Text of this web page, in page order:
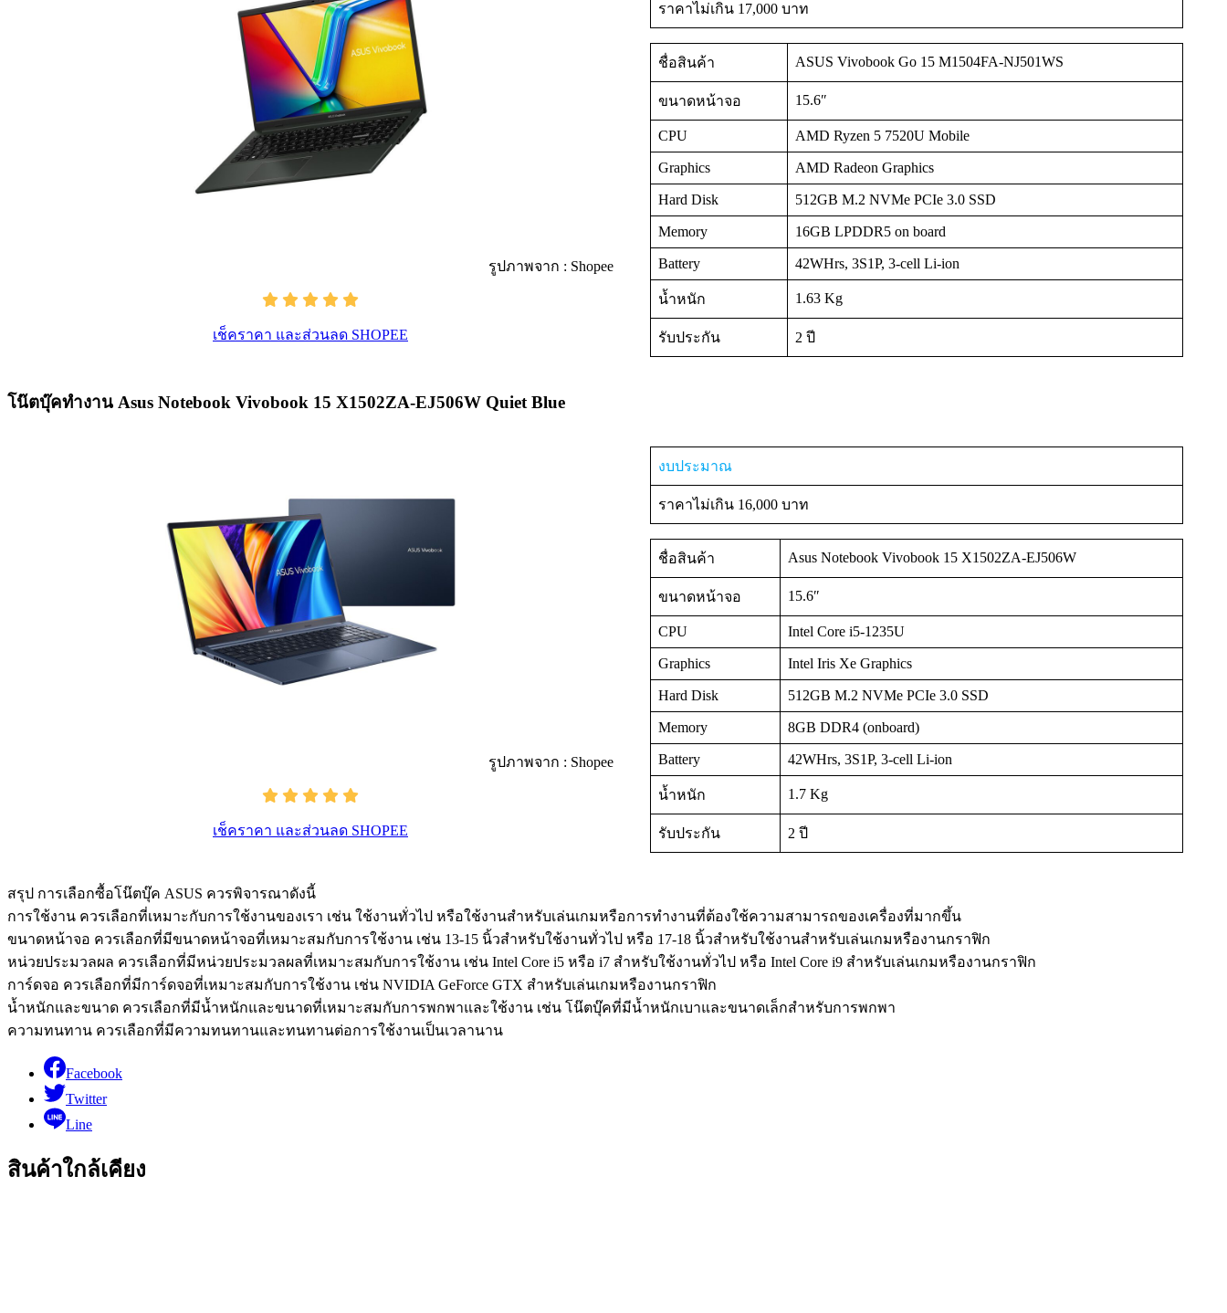
รูปภาพจาก : Shopee
เช็คราคา และส่วนลด SHOPEE
ราคาไม่เกิน 17,000 บาท
ชื่อสินค้า ASUS Vivobook Go 15 M1504FA-NJ501WS
ขนาดหน้าจอ 15.6″
CPU AMD Ryzen 5 7520U Mobile
Graphics AMD Radeon Graphics
Hard Disk 512GB M.2 NVMe PCIe 3.0 SSD
Memory 16GB LPDDR5 on board
Battery 42WHrs, 3S1P, 3-cell Li-ion
น้ำหนัก 1.63 Kg
รับประกัน 2 ปี
โน๊ตบุ๊คทำงาน Asus Notebook Vivobook 15 X1502ZA-EJ506W Quiet Blue
รูปภาพจาก : Shopee
เช็คราคา และส่วนลด SHOPEE
งบประมาณ
ราคาไม่เกิน 16,000 บาท
ชื่อสินค้า Asus Notebook Vivobook 15 X1502ZA-EJ506W
ขนาดหน้าจอ 15.6″
CPU Intel Core i5-1235U
Graphics Intel Iris Xe Graphics
Hard Disk 512GB M.2 NVMe PCIe 3.0 SSD
Memory 8GB DDR4 (onboard)
Battery 42WHrs, 3S1P, 3-cell Li-ion
น้ำหนัก 1.7 Kg
รับประกัน 2 ปี
สรุป การเลือกซื้อโน๊ตบุ๊ค ASUS ควรพิจารณาดังนี้
การใช้งาน ควรเลือกที่เหมาะกับการใช้งานของเรา เช่น ใช้งานทั่วไป หรือใช้งานสำหรับเล่นเกมหรือการทำงานที่ต้องใช้ความสามารถของเครื่องที่มากขึ้น
ขนาดหน้าจอ ควรเลือกที่มีขนาดหน้าจอที่เหมาะสมกับการใช้งาน เช่น 13-15 นิ้วสำหรับใช้งานทั่วไป หรือ 17-18 นิ้วสำหรับใช้งานสำหรับเล่นเกมหรืองานกราฟิก
หน่วยประมวลผล ควรเลือกที่มีหน่วยประมวลผลที่เหมาะสมกับการใช้งาน เช่น Intel Core i5 หรือ i7 สำหรับใช้งานทั่วไป หรือ Intel Core i9 สำหรับเล่นเกมหรืองานกราฟิก
การ์ดจอ ควรเลือกที่มีการ์ดจอที่เหมาะสมกับการใช้งาน เช่น NVIDIA GeForce GTX สำหรับเล่นเกมหรืองานกราฟิก
น้ำหนักและขนาด ควรเลือกที่มีน้ำหนักและขนาดที่เหมาะสมกับการพกพาและใช้งาน เช่น โน๊ตบุ๊คที่มีน้ำหนักเบาและขนาดเล็กสำหรับการพกพา
ความทนทาน ควรเลือกที่มีความทนทานและทนทานต่อการใช้งานเป็นเวลานาน
Facebook
Twitter
Line
สินค้าใกล้เคียง